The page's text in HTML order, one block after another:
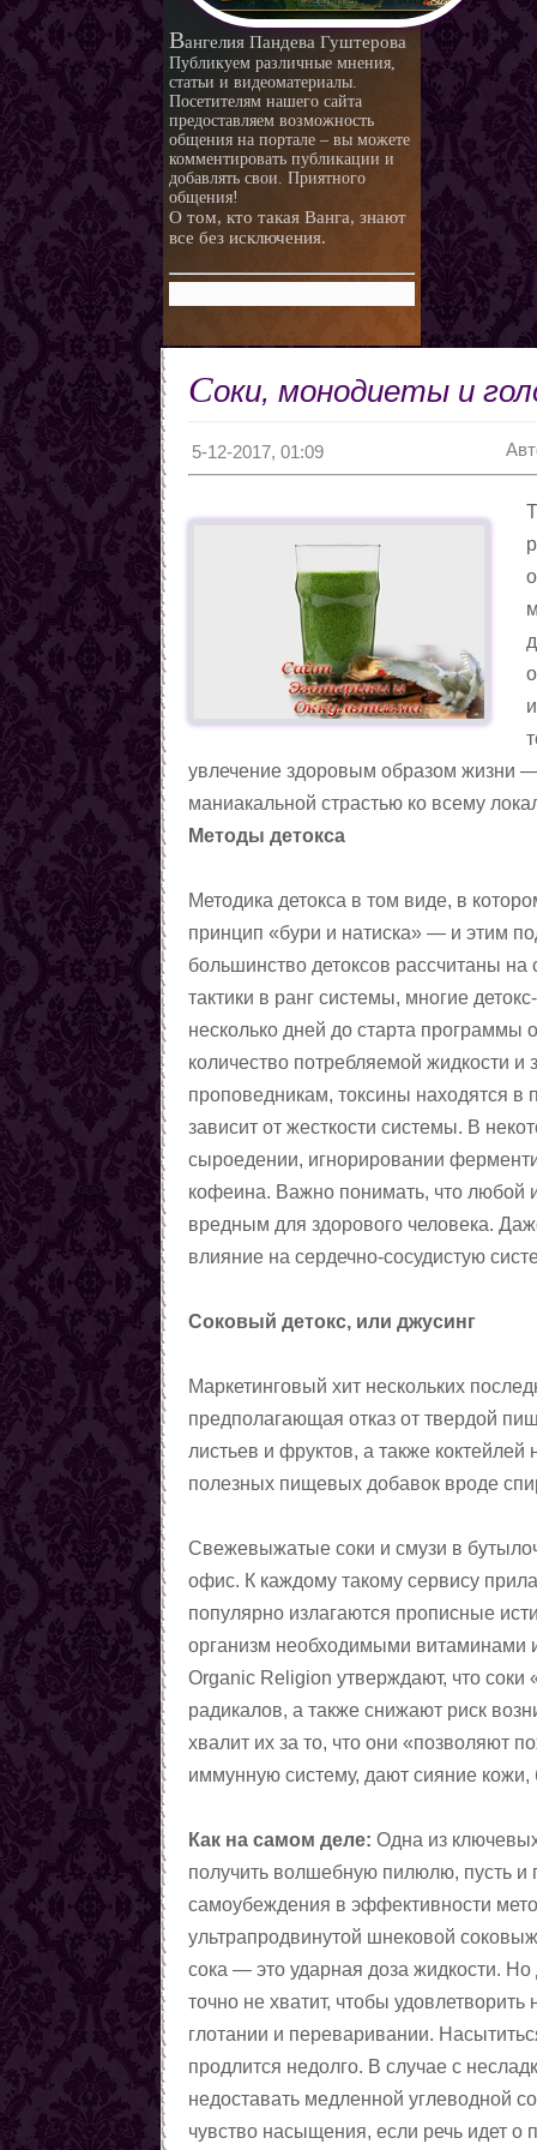
Вангелия Пандева Гуштерова
Публикуем различные мнения,
статьи и видеоматериалы.
Посетителям нашего сайта
предоставляем возможность
общения на портале – вы можете
комментировать публикации и
добавлять свои. Приятного
общения!
О том, кто такая Ванга, знают
все без исключения.
Соки, монодиеты и
5-12-2017, 01:09
увлечение здоровым образом жизни
маниакальной страстью ко всему
Методы детокса
Методика детокса в том виде, в
принцип «бури и натиска» — и этим
большинство детоксов рассчитаны
тактики в ранг системы, многие
несколько дней до старта программы
количество потребляемой жидкости и
проповедникам, токсины находятся в
зависит от жесткости системы. В
сыроедении, игнорировании
кофеина. Важно понимать, что любой
вредным для здорового человека.
влияние на сердечно-сосудистую
Соковый детокс, или джусинг
Маркетинговый хит нескольких
предполагающая отказ от твердой
листьев и фруктов, а также
полезных пищевых добавок вроде
Свежевыжатые соки и смузи в
офис. К каждому такому сервису
популярно излагаются прописные
организм необходимыми витаминами
Organic Religion утверждают, что
радикалов, а также снижают риск
хвалит их за то, что они «позволяют
иммунную систему, дают сияние кожи,
Как на самом деле: Одна из
получить волшебную пилюлю, пусть и
самоубеждения в эффективности
ультрапродвинутой шнековой
сока — это ударная доза жидкости.
точно не хватит, чтобы
глотании и переваривании.
продлится недолго. В случае с
недоставать медленной углеводной
чувство насыщения, если речь идет о